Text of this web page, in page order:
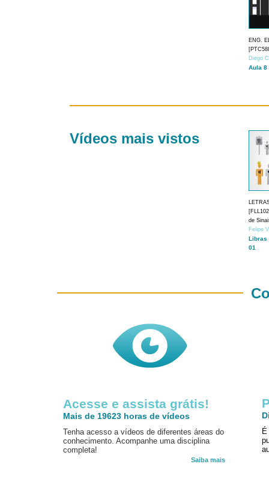
ENG.
Diego
Aula 8
Vídeos mais vistos
de
Felipe
Libras
01
Acesse e assista grátis!
Mais de 19623 horas de vídeos
Tenha acesso a vídeos de diferentes áreas do
conhecimento. Acompanhe uma disciplina
completa!
Saiba mais